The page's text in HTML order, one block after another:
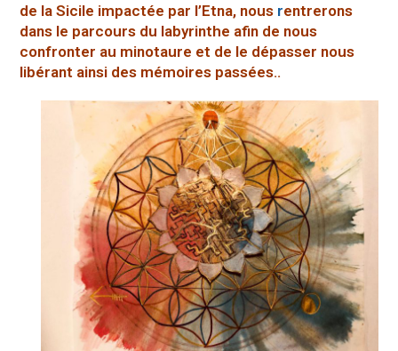
de la Sicile impactée par l’Etna, nous rentrerons
dans le parcours du labyrinthe afin de nous
confronter au minotaure et de le dépasser nous
libérant ainsi des mémoires passées..